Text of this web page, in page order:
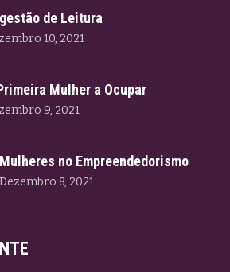
de Leitura
10, 2021
Mulher a Ocupar
9, 2021
Mulheres no Empreendedorismo
Dezembro 8, 2021